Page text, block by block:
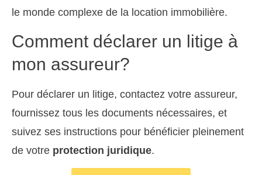
le monde complexe de la location immobilière.
Comment déclarer un litige à
mon assureur?
Pour déclarer un litige, contactez votre assureur,
fournissez tous les documents nécessaires, et
suivez ses instructions pour bénéficier pleinement
de votre protection juridique.